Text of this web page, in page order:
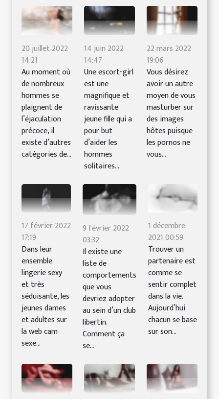
20 juillet 2022
14:21
Au moment où
de nombreux
hommes se
plaignent de
l’éjaculation
précoce, il
existe d’autres
catégories de...
14 juin 2022
14:47
Une escort-girl
est une
magnifique et
ravissante
jeune fille qui a
pour but
d’aider les
hommes
solitaires....
22 mars 2022
19:06
Vous désirez
avoir un autre
moyen de vous
masturber sur
des images
hôtes puisque
les pornos ne
vous...
17 février 2022
17:19
Dans leur
ensemble
lingerie sexy
et très
séduisante, les
jeunes dames
et adultes sur
la web cam
sexe...
9 février 2022
03:32
Il existe une
liste de
comportements
que vous
devriez adopter
au sein d’un club
libertin.
Comment ça
se...
1 décembre
2021 00:59
Trouver un
partenaire est
comme se
sentir complet
dans la vie.
Aujourd’hui
chacun se base
sur son...